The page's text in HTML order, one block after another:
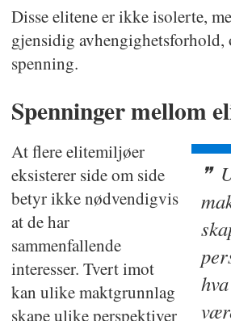
Disse elitene er ikke isolerte,
gjensidig
spenning.
Spenninger mellom
At flere elitemiljøer
eksisterer side om side
betyr ikke nødvendigvis
at de har
sammenfallende
interesser. Tvert imot
kan ulike maktgrunnlag
skape ulike perspektiver